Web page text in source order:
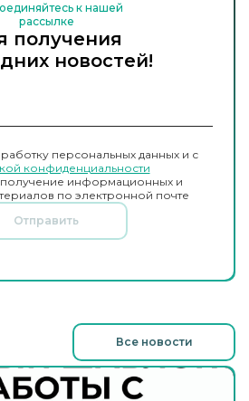
к нашей
рассылке
получения
новостей!
персональных данных и с
конфиденциальности
получение информационных и
по электронной почте
Отправить
Все новости